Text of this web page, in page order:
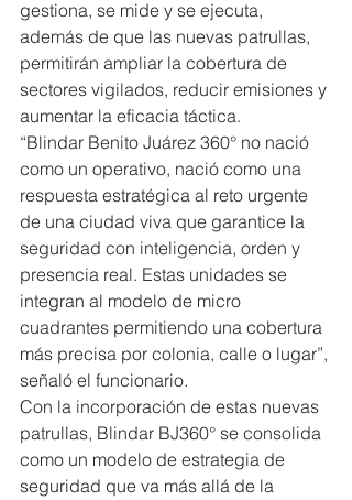
gestiona, se mide y se ejecuta,
además de que las nuevas patrullas,
permitirán ampliar la cobertura de
sectores vigilados, reducir emisiones y
aumentar la eficacia táctica.
“Blindar Benito Juárez 360° no nació
como un operativo, nació como una
respuesta estratégica al reto urgente
de una ciudad viva que garantice la
seguridad con inteligencia, orden y
presencia real. Estas unidades se
integran al modelo de micro
cuadrantes permitiendo una cobertura
más precisa por colonia, calle o lugar”,
señaló el funcionario.
Con la incorporación de estas nuevas
patrullas, Blindar BJ360° se consolida
como un modelo de estrategia de
seguridad que va más allá de la